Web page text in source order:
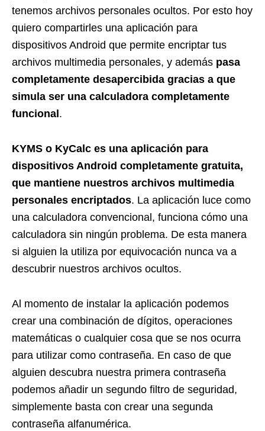
tenemos archivos personales ocultos. Por esto hoy
quiero compartirles una aplicación para
dispositivos Android que permite encriptar tus
archivos multimedia personales, y además pasa
completamente desapercibida gracias a que
simula ser una calculadora completamente
funcional .
KYMS o KyCalc es una aplicación para
dispositivos Android completamente gratuita,
que mantiene nuestros archivos multimedia
personales encriptados. La aplicación luce como
una calculadora convencional, funciona cómo una
calculadora sin ningún problema. De esta manera
si alguien la utiliza por equivocación nunca va a
descubrir nuestros archivos ocultos.
Al momento de instalar la aplicación podemos
crear una combinación de dígitos, operaciones
matemáticas o cualquier cosa que se nos ocurra
para utilizar como contraseña. En caso de que
alguien descubra nuestra primera contraseña
podemos añadir un segundo filtro de seguridad,
simplemente basta con crear una segunda
contraseña alfanumérica.